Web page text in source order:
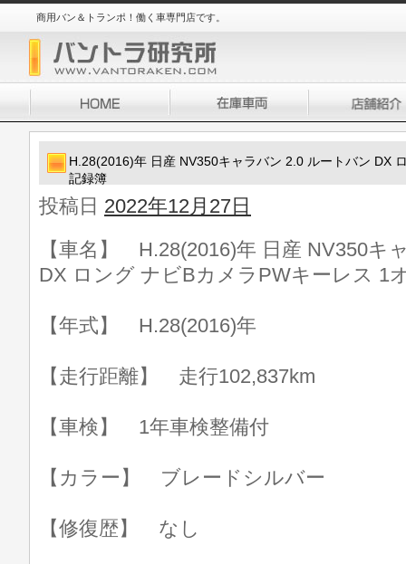
商用バン＆トランポ！働く車専門店です。
H.28(2016)年 日産 NV350キャラバン 2.0 ルートバン DX
記録簿
投稿日 2022年12月27日
【車名】 H.28(2016)年 日産 NV350キ
DX ロング ナビBカメラPWキーレス 1
【年式】 H.28(2016)年
【走行距離】 走行102,837km
【車検】 1年車検整備付
【カラー】 ブレードシルバー
【修復歴】 なし